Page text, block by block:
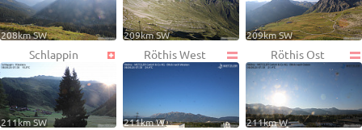
208km SW 209km SW 209km SW
Schlappin
211km SW
Röthis West
211km W
Röthis Ost
211km W